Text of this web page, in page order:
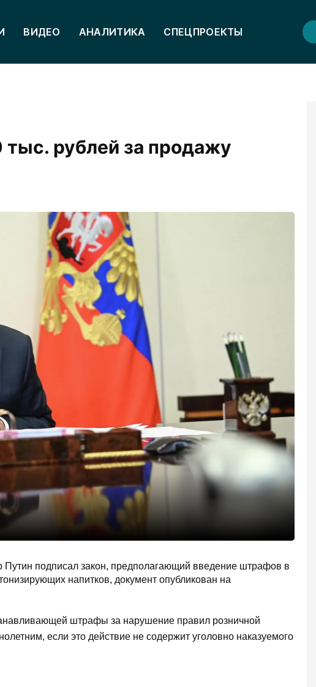
ВИДЕО АНАЛИТИКА СПЕЦПРОЕКТЫ
рублей за продажу
подписал закон, предполагающий введение штрафов в
напитков, документ опубликован на
штрафы за нарушение правил розничной
если это действие не содержит уголовно наказуемого